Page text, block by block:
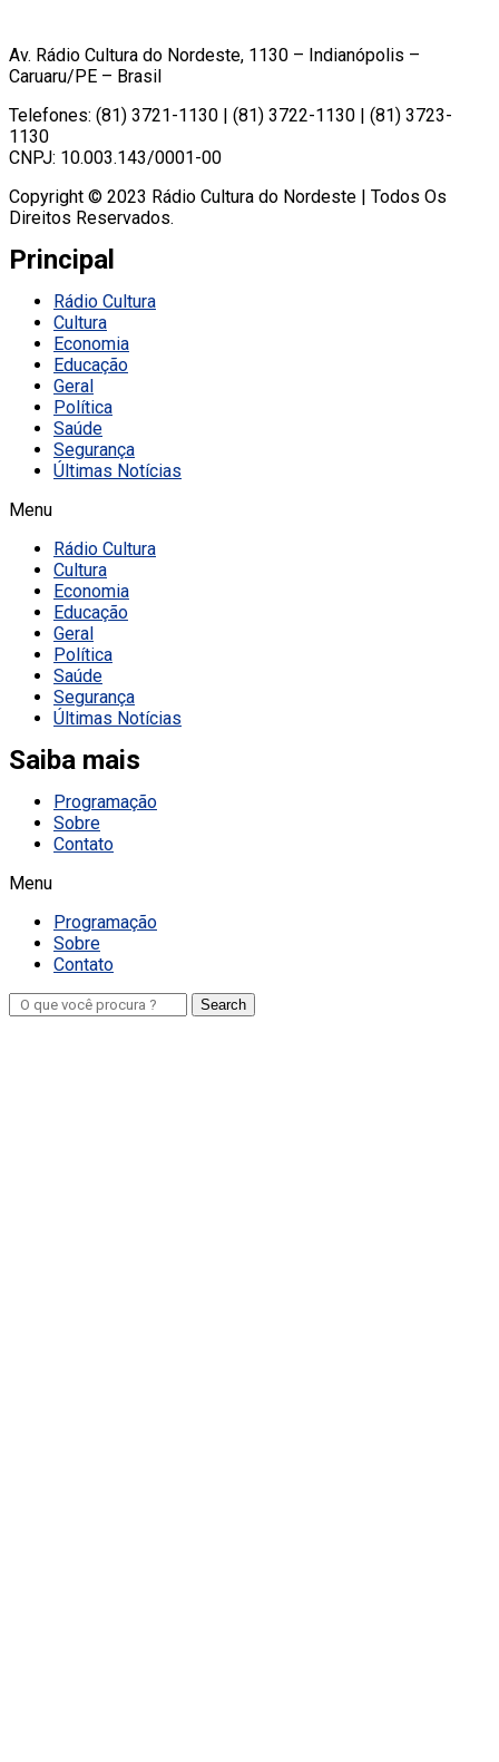
Av. Rádio Cultura do Nordeste, 1130 – Indianópolis –
Caruaru/PE – Brasil
Telefones: (81) 3721-1130 | (81) 3722-1130 | (81) 3723-
1130
CNPJ: 10.003.143/0001-00
Copyright © 2023 Rádio Cultura do Nordeste | Todos Os
Direitos Reservados.
Principal
Rádio Cultura
Cultura
Economia
Educação
Geral
Política
Saúde
Segurança
Últimas Notícias
Menu
Rádio Cultura
Cultura
Economia
Educação
Geral
Política
Saúde
Segurança
Últimas Notícias
Saiba mais
Programação
Sobre
Contato
Menu
Programação
Sobre
Contato
Search